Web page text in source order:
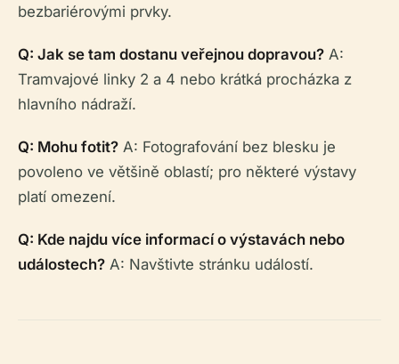
bezbariérovými prvky.
Q: Jak se tam dostanu veřejnou dopravou? A:
Tramvajové linky 2 a 4 nebo krátká procházka z
hlavního nádraží.
Q: Mohu fotit? A: Fotografování bez blesku je
povoleno ve většině oblastí; pro některé výstavy
platí omezení.
Q: Kde najdu více informací o výstavách nebo
událostech? A: Navštivte stránku událostí.